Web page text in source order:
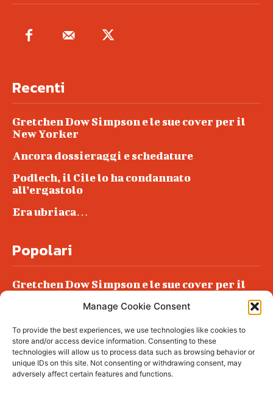
Manage Cookie Consent
To provide the best experiences, we use technologies like cookies to
store and/or access device information. Consenting to these
technologies will allow us to process data such as browsing behavior or
unique IDs on this site. Not consenting or withdrawing consent, may
adversely affect certain features and functions.
Recenti
Gretchen Dow Simpson e le sue cover per il
New Yorker
Ancora dossieraggi e schedature
Podlech, il Cile lo ha condannato
all’ergastolo
Era ubriaca…
Popolari
Gretchen Dow Simpson e le sue cover per il
Podlech, il Cile lo ha condannato
all’ergastolo
Era ubriaca…